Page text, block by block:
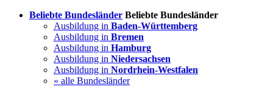
Beliebte Bundesländer Beliebte Bundesländer
Ausbildung in Baden-Württemberg
Ausbildung in Bremen
Ausbildung in Hamburg
Ausbildung in Niedersachsen
Ausbildung in Nordrhein-Westfalen
» alle Bundesländer